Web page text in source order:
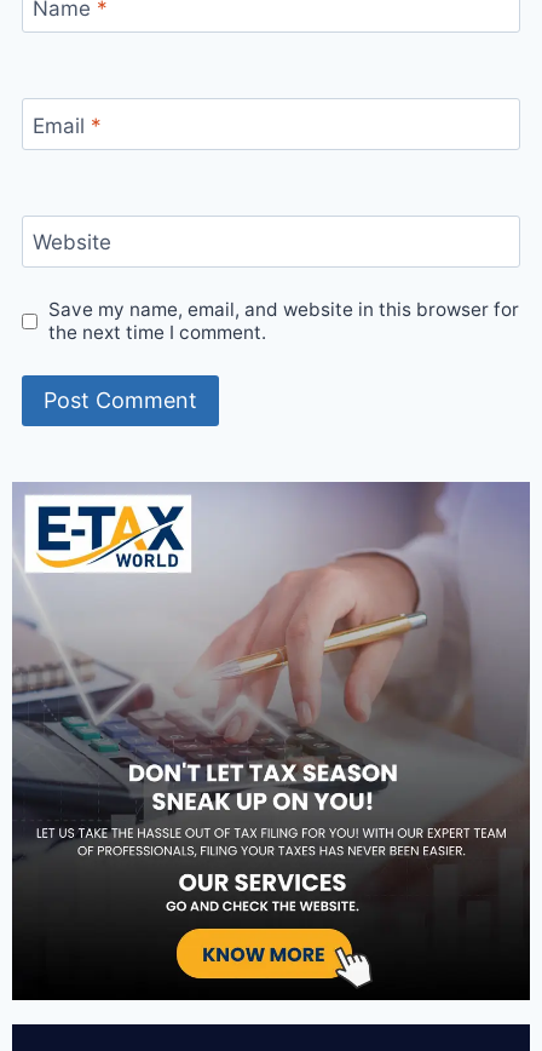
Name *
Email *
Website
Save my name, email, and website in this browser for
the next time I comment.